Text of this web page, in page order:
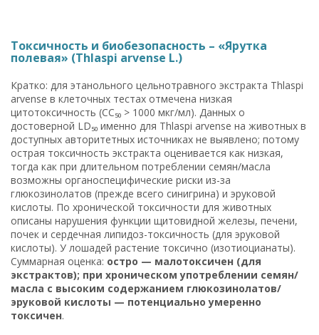
Токсичность и биобезопасность – «Ярутка
полевая» (Thlaspi arvense L.)
Кратко: для этанольного цельнотравного экстракта Thlaspi
arvense в клеточных тестах отмечена низкая
цитотоксичность (CC₅₀ > 1000 мкг/мл). Данных о
достоверной LD₅₀ именно для Thlaspi arvense на животных в
доступных авторитетных источниках не выявлено; потому
острая токсичность экстракта оценивается как низкая,
тогда как при длительном потреблении семян/масла
возможны органоспецифические риски из-за
глюкозинолатов (прежде всего синигрина) и эруковой
кислоты. По хронической токсичности для животных
описаны нарушения функции щитовидной железы, печени,
почек и сердечная липидоз-токсичность (для эруковой
кислоты). У лошадей растение токсично (изотиоцианаты).
Суммарная оценка: остро — малотоксичен (для
экстрактов); при хроническом употреблении семян/
масла с высоким содержанием глюкозинолатов/
эруковой кислоты — потенциально умеренно
токсичен.